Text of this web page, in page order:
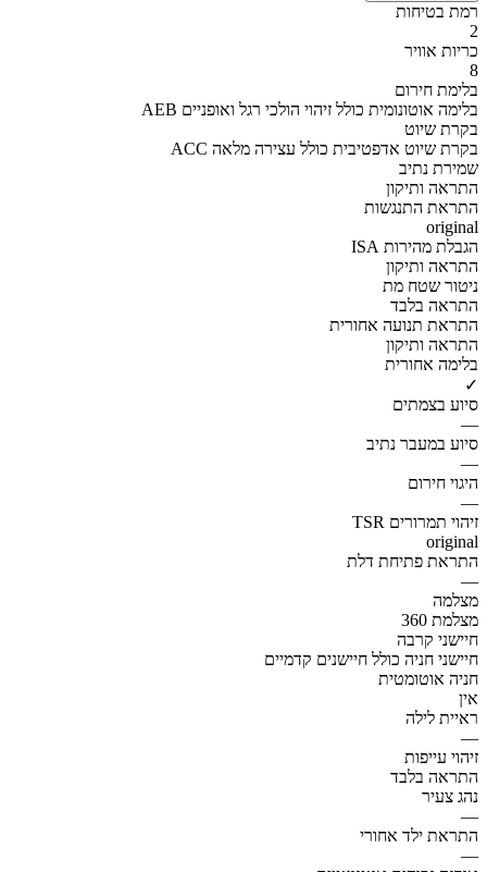
רמת בטיחות
2
כריות אוויר
8
בלימת חירום
AEB בלימה אוטונומית כולל זיהוי הולכי רגל ואופניים
בקרת שיוט
ACC בקרת שיוט אדפטיבית כולל עצירה מלאה
שמירת נתיב
התראה ותיקון
התראת התנגשות
original
הגבלת מהירות ISA
התראה ותיקון
ניטור שטח מת
התראה בלבד
התראת תנועה אחורית
התראה ותיקון
בלימה אחורית
✓
סיוע בצמתים
—
סיוע במעבר נתיב
—
היגוי חירום
—
זיהוי תמרורים TSR
original
התראת פתיחת דלת
—
מצלמה
מצלמת 360
חיישני קרבה
חיישני חניה כולל חיישנים קדמיים
חניה אוטומטית
אין
ראיית לילה
—
זיהוי עייפות
התראה בלבד
נהג צעיר
—
התראת ילד אחורי
—